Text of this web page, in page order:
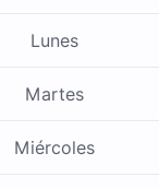
Lunes
Martes
Miércoles